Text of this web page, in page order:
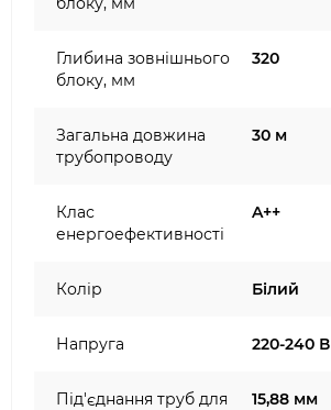
Глибина зовнішнього
блоку, мм
320
Загальна довжина
трубопроводу
30 м
Клас
енергоефективності
A++
Колір Білий
Напруга 220-240 В
Під'єднання труб для
15,88 мм